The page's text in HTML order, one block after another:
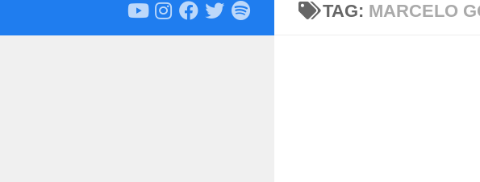
TAG: MARCELO